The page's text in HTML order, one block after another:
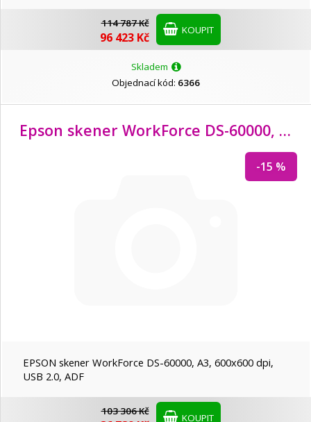
114 787 Kč
96 423 Kč KOUPIT
Skladem
Objednací kód: 6366
Epson skener WorkForce DS-60000, A3, 600x600 dpi, USB 2.0, ADF
-15 %
EPSON skener WorkForce DS-60000, A3, 600x600 dpi,
USB 2.0, ADF
103 306 Kč
KOUPIT